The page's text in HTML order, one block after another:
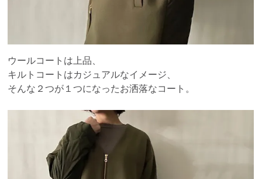
ウールコートは上品、
キルトコートはカジュアルなイメージ、
そんな２つが１つになったお洒落なコート。